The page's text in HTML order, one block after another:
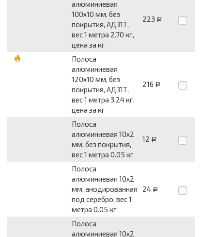
алюминиевая
100x10 мм, без
покрытия, АД31Т,
вес 1 метра 2.70 кг,
цена за кг
223 Р
Полоса
алюминиевая
120x10 мм, без
покрытия, АД31Т,
вес 1 метра 3.24 кг,
цена за кг
216 Р
Полоса
алюминиевая 10x2
мм, без покрытия,
вес 1 метра 0.05 кг
12 Р
Полоса
алюминиевая 10x2
мм, анодированная
под серебро, вес 1
метра 0.05 кг
24 Р
Полоса
алюминиевая 10x2